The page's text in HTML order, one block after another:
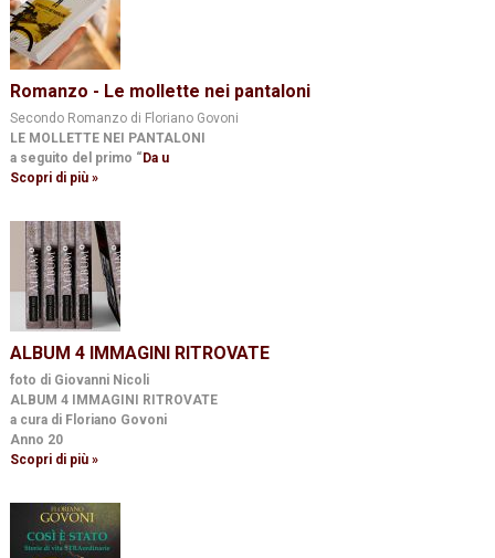
Romanzo - Le mollette nei pantaloni
Secondo Romanzo di Floriano Govoni
LE MOLLETTE NEI PANTALONI
a seguito del primo “ Da u
Scopri di più »
ALBUM 4 IMMAGINI RITROVATE
foto di Giovanni Nicoli
ALBUM 4 IMMAGINI RITROVATE
a cura di Floriano Govoni
Anno 20
Scopri di più »